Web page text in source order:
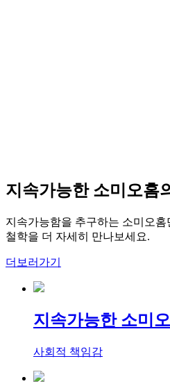
지속가능한 소미오홈
지속가능함을 추구하는 소미오홈
철학을 더 자세히 만나보세요.
더보러가기
지속가능한 소미
사회적 책임감